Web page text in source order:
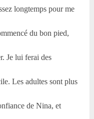
longtemps pour me
du bon pied,
Je lui ferai des
Les adultes sont plus
de Nina, et